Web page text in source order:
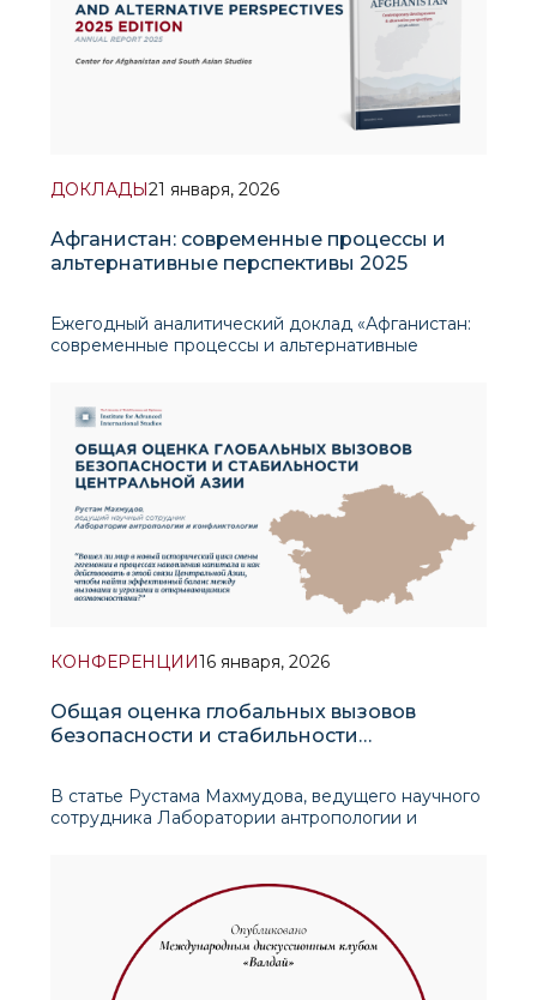
ДОКЛАДЫ21 января, 2026
Афганистан: современные процессы и
альтернативные перспективы 2025
Ежегодный аналитический доклад «Афганистан:
современные процессы и альтернативные
Института перспективных международных
исследований (ИПМИ), представляет собой
прикладно
КОНФЕРЕНЦИИ16 января, 2026
Общая оценка глобальных вызовов
безопасности и стабильности
В статье Рустама Махмудова, ведущего научного
сотрудника Лаборатории антропологии и
«Центральная Азия перед вызовами
трансформации глобальной экономики: оценка и